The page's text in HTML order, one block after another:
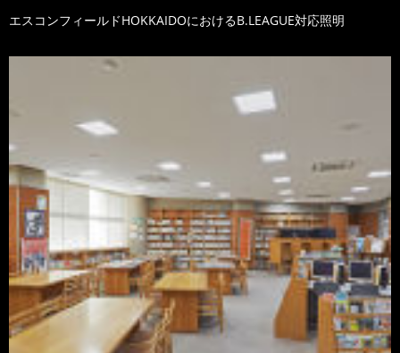
エスコンフィールドHOKKAIDOにおけるB.LEAGUE対応照明